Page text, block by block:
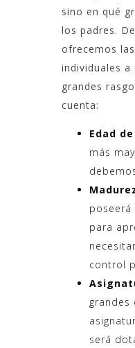
sino en qué
los padres.
ofrecemos
individuales a
grandes
cuenta:
Edad
más
poseerá
para
control
grandes
será